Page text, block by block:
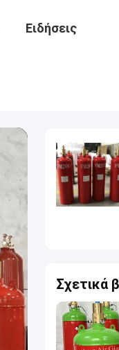
Ειδήσεις
Σχετικά